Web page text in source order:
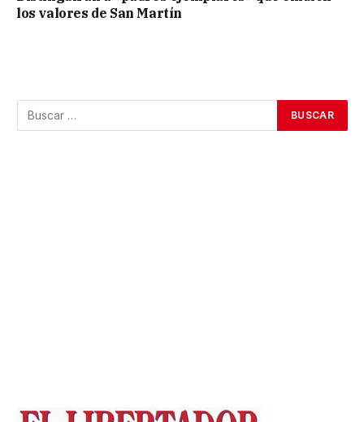
los valores de San Martín